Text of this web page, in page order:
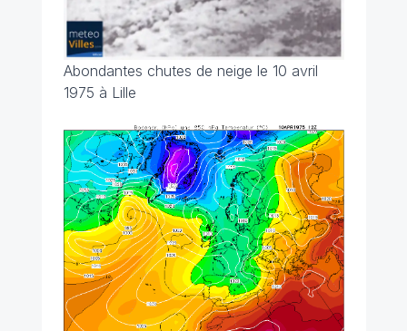
Abondantes chutes de neige le 10 avril
1975 à Lille